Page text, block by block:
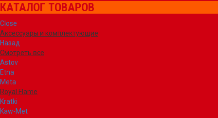
КАТАЛОГ ТОВАРОВ
Close
Аксессуары и комплектующие
Назад
Смотреть все
Astov
Etna
Meta
Royal Flame
Kratki
Kaw-Met